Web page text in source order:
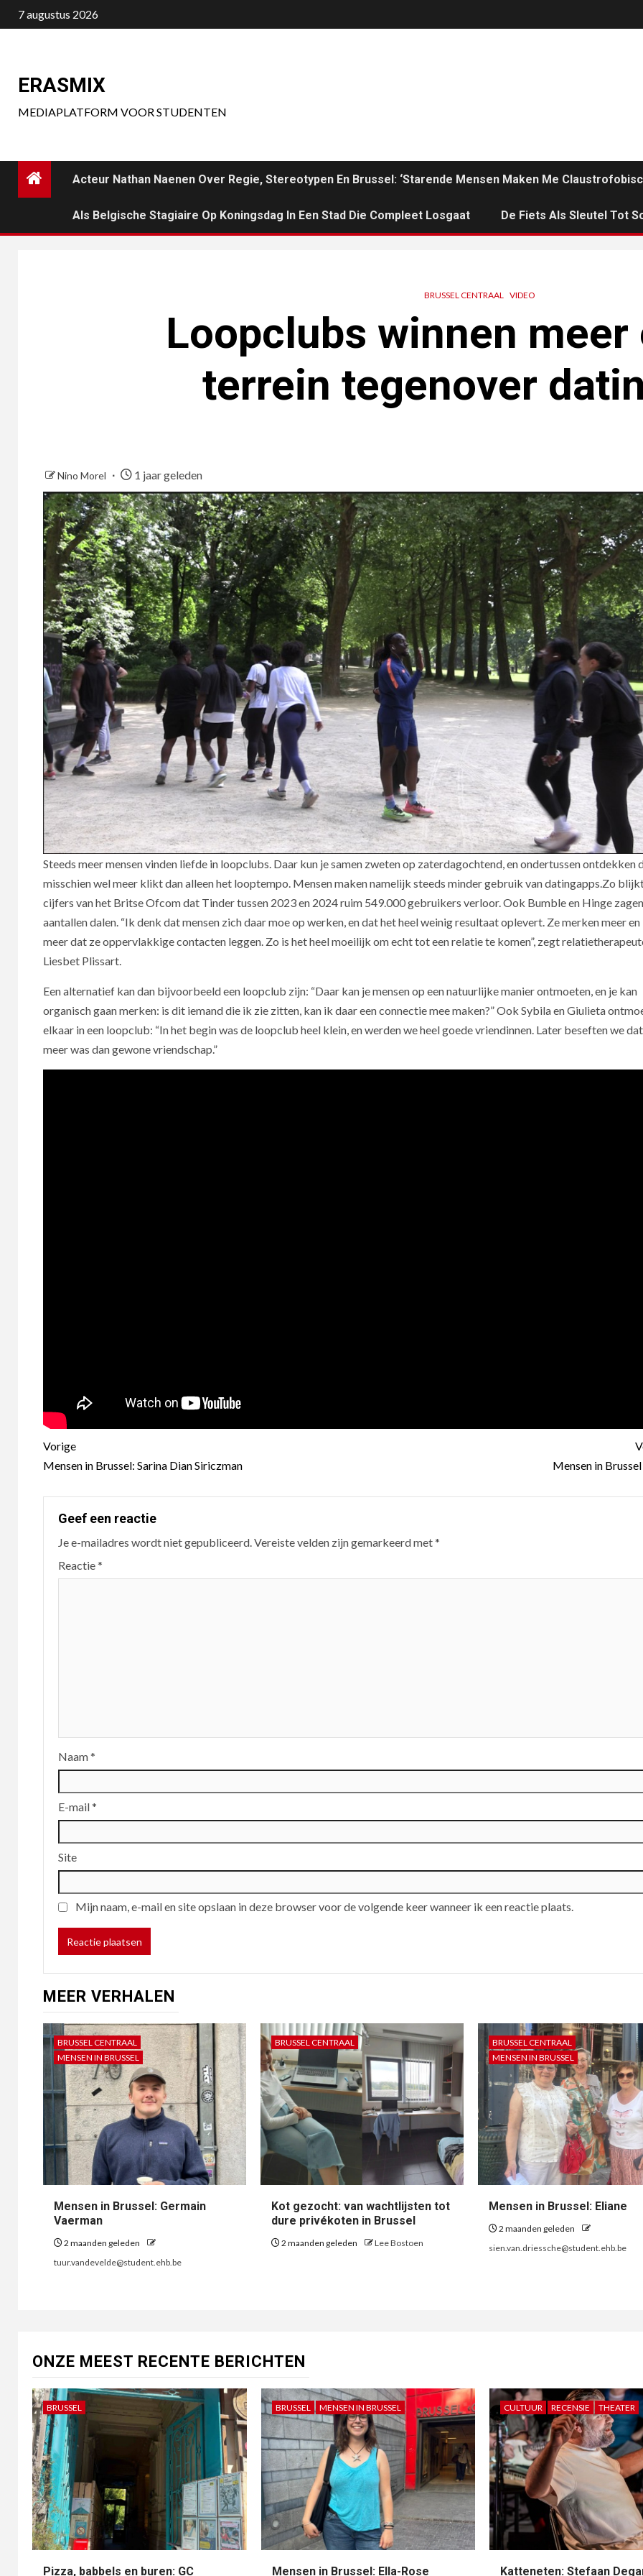
naar
7 augustus 2026
ERASMIX
MEDIAPLATFORM VOOR STUDENTEN
Acteur Nathan Naenen Over Regie, Stereotypen En Brussel: ‘Starende Mensen Maken Me
Als Belgische Stagiaire Op Koningsdag In Een Stad Die Compleet Losgaat De Fiets Als Sleutel Tot
BRUSSEL CENTRAAL VIDEO
Loopclubs winnen meer
terrein tegenover
Nino Morel 1 jaar geleden
Steeds meer mensen vinden liefde in loopclubs. Daar kun je samen zweten op zaterdagochtend, en ondertussen ontdekken
misschien wel meer klikt dan alleen het looptempo. Mensen maken namelijk steeds minder gebruik van datingapps.Zo
cijfers van het Britse Ofcom dat Tinder tussen 2023 en 2024 ruim 549.000 gebruikers verloor. Ook Bumble en Hinge
aantallen dalen. “Ik denk dat mensen zich daar moe op werken, en dat het heel weinig resultaat oplevert. Ze merken meer en
meer dat ze oppervlakkige contacten leggen. Zo is het heel moeilijk om echt tot een relatie te komen”, zegt
Liesbet Plissart.
Een alternatief kan dan bijvoorbeeld een loopclub zijn: “Daar kan je mensen op een natuurlijke manier ontmoeten, en je kan
organisch gaan merken: is dit iemand die ik zie zitten, kan ik daar een connectie mee maken?” Ook Sybila en Giulieta
elkaar in een loopclub: “In het begin was de loopclub heel klein, en werden we heel goede vriendinnen. Later beseften we
meer was dan gewone vriendschap.”
Berichtnavigatie
Vorige
Mensen in Brussel: Sarina Dian Siriczman
Mensen in
Geef een reactie
Je e-mailadres wordt niet gepubliceerd.Vereiste velden zijn gemarkeerd met*
Reactie*
Naam*
E-mail*
Site
Mijn naam, e-mail en site opslaan in deze browser voor de volgende keer wanneer ik een reactie plaats.
MEER VERHALEN
BRUSSEL CENTRAAL
MENSEN IN BRUSSEL
Mensen in Brussel: Germain
Vaerman
2 maanden geleden
tuur.vandevelde@student.ehb.be
BRUSSEL CENTRAAL
Kot gezocht: van wachtlijsten tot
dure privékoten in Brussel
2 maanden geleden Lee Bostoen
BRUSSEL CENTRAAL
MENSEN IN BRUSSEL
Mensen in Brussel: Eliane
2 maanden geleden
sien.van.driessche@student.ehb.be
ONZE MEEST RECENTE BERICHTEN
BRUSSEL
Pizza, babbels en buren: GC
BRUSSEL MENSEN IN BRUSSEL
Mensen in Brussel: Ella-Rose
CULTUUR RECENSIE THEATER
Katteneten: Stefaan